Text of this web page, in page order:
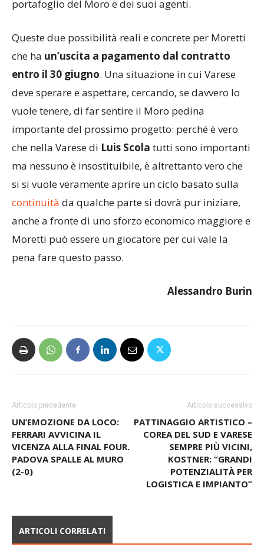
portafoglio del Moro e dei suoi agenti.
Queste due possibilità reali e concrete per Moretti
che ha un’uscita a pagamento dal contratto
entro il 30 giugno. Una situazione in cui Varese
deve sperare e aspettare, cercando, se davvero lo
vuole tenere, di far sentire il Moro pedina
importante del prossimo progetto: perché è vero
che nella Varese di Luis Scola tutti sono importanti
ma nessuno è insostituibile, è altrettanto vero che
si si vuole veramente aprire un ciclo basato sulla
continuità da qualche parte si dovrà pur iniziare,
anche a fronte di uno sforzo economico maggiore e
Moretti può essere un giocatore per cui vale la
pena fare questo passo.
Alessandro Burin
Articolo precedente
UN’EMOZIONE DA LOCO:
FERRARI AVVICINA IL
VICENZA ALLA FINAL FOUR.
PADOVA SPALLE AL MURO
(2-0)
Articolo successivo
PATTINAGGIO ARTISTICO –
COREA DEL SUD E VARESE
SEMPRE PIÙ VICINI,
KOSTNER: “GRANDI
POTENZIALITÀ PER
LOGISTICA E IMPIANTO”
ARTICOLI CORRELATI